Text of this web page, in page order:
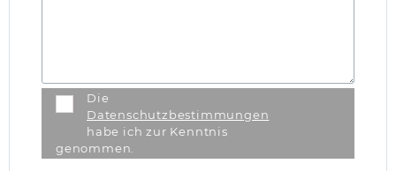
Die
Datenschutzbestimmungen
habe ich zur Kenntnis
genommen.